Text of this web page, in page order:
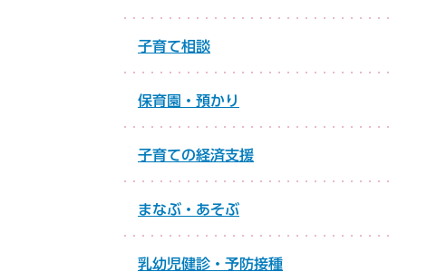
子育て相談
保育園・預かり
子育ての経済支援
まなぶ・あそぶ
乳幼児健診・予防接種